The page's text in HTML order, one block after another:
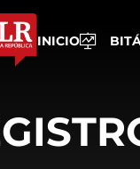
INICIO